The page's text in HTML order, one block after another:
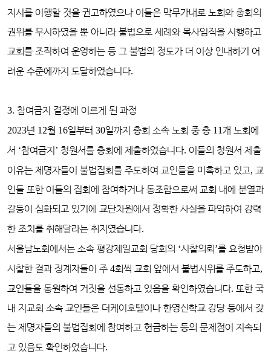
지시를 이행할 것을 권고하였으나 이들은 막무가내로 노회와 총회의
권위를 무시하였을 뿐 아니라 불법으로 세례와 목사임직을 시행하고
교회를 조직하여 운영하는 등 그 불법의 정도가 더 이상 인내하기 어
려운 수준에까지 도달하였습니다.
3. 참여금지 결정에 이르게 된 과정
2023년 12월 16일부터 30일까지 총회 소속 노회 중 총 11 개 노회에
서 ‘참여금지 ’ 청원서를 총회에 제출하였습니다. 이들의 청원서 제출
이유는 제명자들이 불법집회를 주도하여 교인들을 미혹하고 있고, 교
인들 또한 이들의 집회에 참여하거나 동조함으로써 교회 내에 분열과
갈등이 심화되고 있기에 교단차원에서 정확한 사실을 파악하여 강력
한 조치를 취해달라는 취지였습니다.
서울남노회에서는 소속 평강제일교회 당회의 ‘시찰의뢰 ’를 요청받아
시찰한 결과 징계자들이 주 4회씩 교회 앞에서 불법시위를 주도하고,
교인들을 동원하여 거짓을 선동하고 있음을 확인하였습니다. 또한 국
내 지교회 소속 교인들은 더케이호텔이나 한영신학교 강당 등에서 갖
는 제명자들의 불법집회에 참여하고 헌금하는 등의 문제점이 지속되
고 있음도 확인하였습니다.